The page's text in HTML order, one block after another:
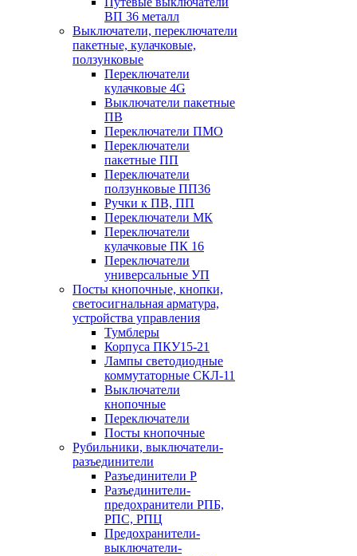
ВП 36 металл
Выключатели, переключатели
пакетные, кулачковые,
ползунковые
Переключатели
кулачковые 4G
Выключатели пакетные
ПВ
Переключатели ПМО
Переключатели
пакетные ПП
Переключатели
ползунковые ПП36
Ручки к ПВ, ПП
Переключатели МК
Переключатели
кулачковые ПК 16
Переключатели
универсальные УП
Посты кнопочные, кнопки,
светосигнальная арматура,
устройства управления
Тумблеры
Корпуса ПКУ15-21
Лампы светодиодные
коммутаторные СКЛ-11
Выключатели
кнопочные
Переключатели
Посты кнопочные
Рубильники, выключатели-
разъединители
Разъединители Р
Разъединители-
предохранители РПБ,
РПС, РПЦ
Предохранители-
выключатели-